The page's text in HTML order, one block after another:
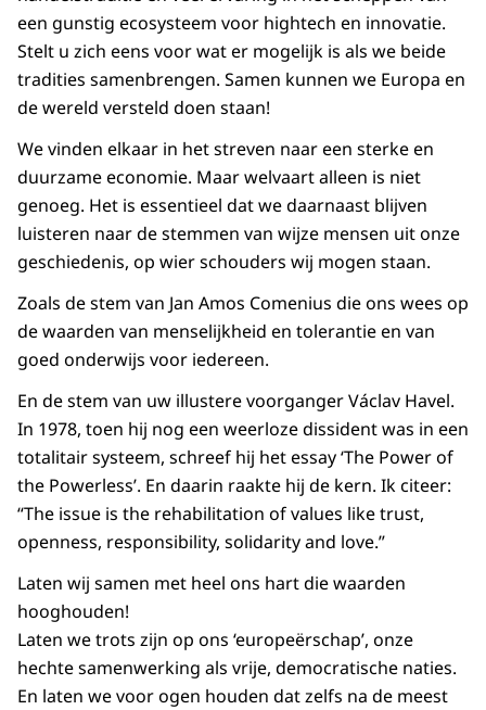
een gunstig ecosysteem voor hightech en innovatie.
Stelt u zich eens voor wat er mogelijk is als we beide
tradities samenbrengen. Samen kunnen we Europa en
de wereld versteld doen staan!
We vinden elkaar in het streven naar een sterke en
duurzame economie. Maar welvaart alleen is niet
genoeg. Het is essentieel dat we daarnaast blijven
luisteren naar de stemmen van wijze mensen uit onze
geschiedenis, op wier schouders wij mogen staan.
Zoals de stem van Jan Amos Comenius die ons wees op
de waarden van menselijkheid en tolerantie en van
goed onderwijs voor iedereen.
En de stem van uw illustere voorganger Václav Havel.
In 1978, toen hij nog een weerloze dissident was in een
totalitair systeem, schreef hij het essay ‘The Power of
the Powerless’. En daarin raakte hij de kern. Ik citeer:
“The issue is the rehabilitation of values like trust,
openness, responsibility, solidarity and love.”
Laten wij samen met heel ons hart die waarden
hooghouden!
Laten we trots zijn op ons ‘europeërschap’, onze
hechte samenwerking als vrije, democratische naties.
En laten we voor ogen houden dat zelfs na de meest